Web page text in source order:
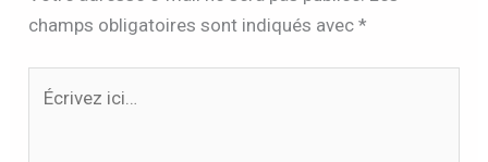
champs obligatoires sont indiqués avec*